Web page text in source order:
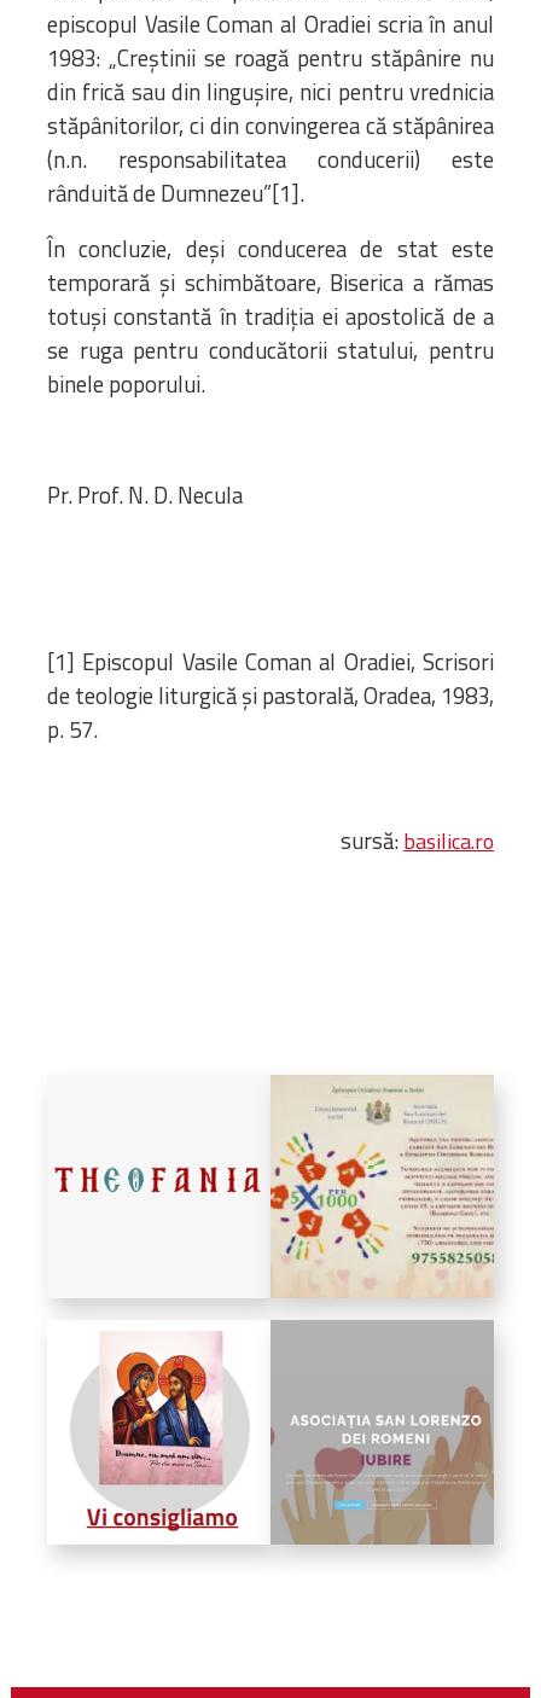
episcopul Vasile Coman al Oradiei scria în anul
1983: „Creştinii se roagă pentru stăpânire nu
din frică sau din linguşire, nici pentru vrednicia
stăpânitorilor, ci din convingerea că stăpânirea
(n.n. responsabilitatea conducerii) este
rânduită de Dumnezeu”[1].
În concluzie, deşi conducerea de stat este
temporară şi schimbătoare, Biserica a rămas
totuşi constantă în tradiţia ei apostolică de a
se ruga pentru conducătorii statului, pentru
binele poporului.
Pr. Prof. N. D. Necula
[1] Episcopul Vasile Coman al Oradiei, Scrisori
de teologie liturgică şi pastorală, Oradea, 1983,
p. 57.
sursă:basilica.ro